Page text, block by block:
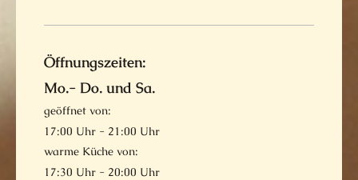
Öffnungszeiten:
Mo.- Do. und Sa.
geöffnet von:
17:00 Uhr - 21:00 Uhr
warme Küche von:
17:30 Uhr - 20:00 Uhr